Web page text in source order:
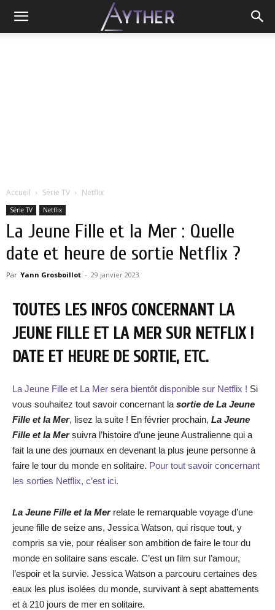
Accueil Série TV Netflix
Série TV Netflix
La Jeune Fille et la Mer : Quelle
date et heure de sortie Netflix ?
Par Yann Grosboillot - 29 janvier 2023
TOUTES LES INFOS CONCERNANT LA
JEUNE FILLE ET LA MER SUR NETFLIX !
DATE ET HEURE DE SORTIE, ETC.
La Jeune Fille et La Mer sera bientôt disponible sur Netflix ! Si
vous souhaitez tout savoir concernant la sortie de La Jeune
Fille et la Mer, lisez la suite ! En février prochain, La Jeune
Fille et la Mersuivra l’histoire d’une jeune Australienne qui a
fait la une des journaux en devenant la plus jeune personne à
faire le tour du monde en solitaire. Pour tout savoir concernant
les sorties Netflix, c’est ici.
La Jeune Fille et la Merrelate le remarquable voyage d’une
jeune fille de seize ans, Jessica Watson, qui risque tout, y
compris sa vie, pour réaliser son ambition de faire le tour du
monde en solitaire sans escale. C’est un film sur l’amour,
l’espoir et la survie. Jessica Watson a parcouru certaines des
eaux les plus isolées du monde, survivant à sept abattements
et à 210 jours de mer en solitaire.